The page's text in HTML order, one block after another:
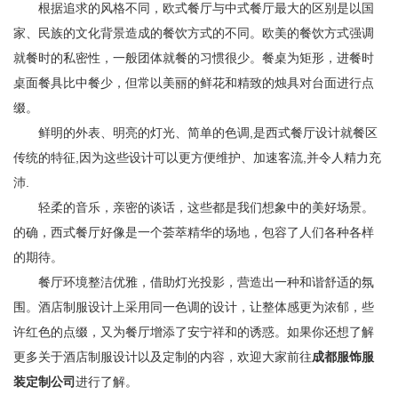
根据追求的风格不同，欧式餐厅与中式餐厅最大的区别是以国
家、民族的文化背景造成的餐饮方式的不同。欧美的餐饮方式强调
就餐时的私密性，一般团体就餐的习惯很少。餐桌为矩形，进餐时
桌面餐具比中餐少，但常以美丽的鲜花和精致的烛具对台面进行点
缀。
鲜明的外表、明亮的灯光、简单的色调,是西式餐厅设计就餐区
传统的特征,因为这些设计可以更方便维护、加速客流,并令人精力充
沛.
轻柔的音乐，亲密的谈话，这些都是我们想象中的美好场景。
的确，西式餐厅好像是一个荟萃精华的场地，包容了人们各种各样
的期待。
餐厅环境整洁优雅，借助灯光投影，营造出一种和谐舒适的氛
围。酒店制服设计上采用同一色调的设计，让整体感更为浓郁，些
许红色的点缀，又为餐厅增添了安宁祥和的诱惑。如果你还想了解
更多关于酒店制服设计以及定制的内容，欢迎大家前往成都服饰服
装定制公司进行了解。